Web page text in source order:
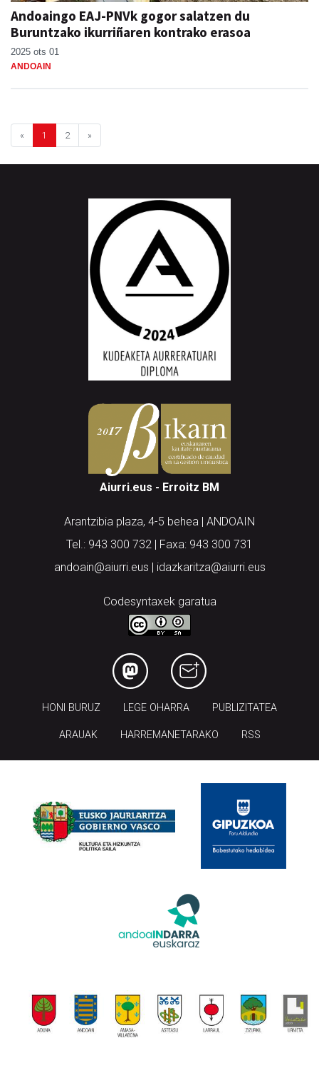
Andoaingo EAJ-PNVk gogor salatzen du
Buruntzako ikurriñaren kontrako erasoa
2025 ots 01
ANDOAIN
« 1 2 »
Aiurri.eus - Erroitz BM
Arantzibia plaza, 4-5 behea | ANDOAIN
Tel.: 943 300 732 | Faxa: 943 300 731
andoain@aiurri.eus | idazkaritza@aiurri.eus
Codesyntaxek garatua
HONI BURUZ LEGE OHARRA PUBLIZITATEA
ARAUAK HARREMANETARAKO RSS